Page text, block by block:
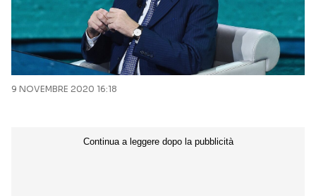
9 NOVEMBRE 2020 16:18